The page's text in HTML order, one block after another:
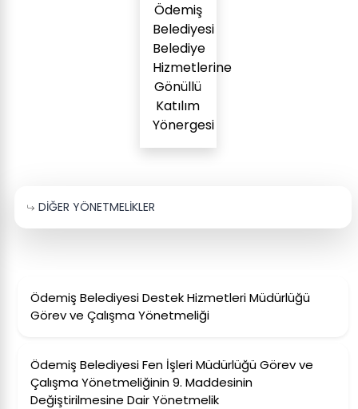
Ödemiş
Belediyesi
Belediye
Hizmetlerine
Gönüllü
Katılım
Yönergesi
DİĞER YÖNETMELİKLER
Ödemiş Belediyesi Destek Hizmetleri Müdürlüğü
Görev ve Çalışma Yönetmeliği
Ödemiş Belediyesi Fen İşleri Müdürlüğü Görev ve
Çalışma Yönetmeliğinin 9. Maddesinin
Değiştirilmesine Dair Yönetmelik